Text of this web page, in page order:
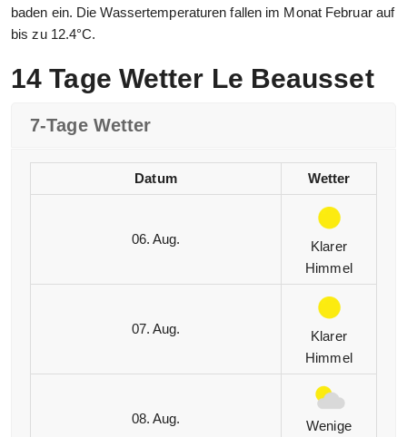
baden ein. Die Wassertemperaturen fallen im Monat Februar auf
bis zu 12.4°C.
14 Tage Wetter Le Beausset
7-Tage Wetter
Datum Wetter
06. Aug.
Klarer
Himmel
07. Aug.
Klarer
Himmel
08. Aug.
Wenige